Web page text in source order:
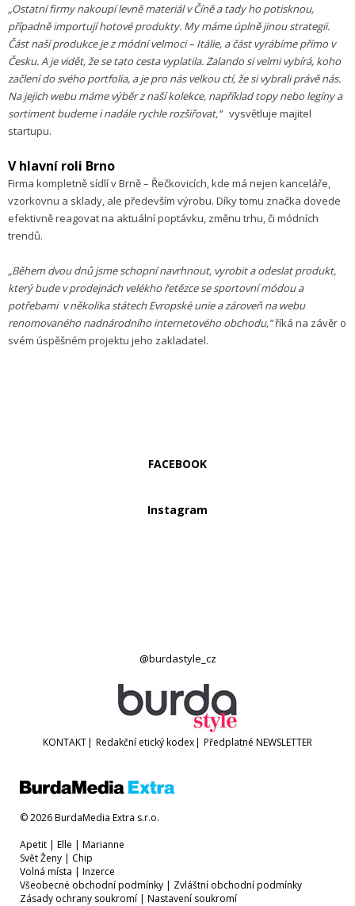
„Ostatní firmy nakoupí levně materiál v Číně a tady ho potisknou,
případně importují hotové produkty. My máme úplně jinou strategii.
Část naší produkce je z módní velmoci – Itálie, a část vyrábíme přímo v
Česku. A je vidět, že se tato cesta vyplatila. Zalando si velmi vybírá, koho
začlení do svého portfolia, a je pro nás velkou ctí, že si vybrali právě nás.
Na jejich webu máme výběr z naší kolekce, například topy nebo legíny a
sortiment budeme i nadále rychle rozšiřovat,“vysvětluje majitel
startupu.
V hlavní roli Brno
Firma kompletně sídlí v Brně – Řečkovicích, kde má nejen kanceláře,
vzorkovnu a sklady, ale především výrobu. Díky tomu značka dovede
efektivně reagovat na aktuální poptávku, změnu trhu, či módních
trendů.
„Během dvou dnů jsme schopní navrhnout, vyrobit a odeslat produkt,
který bude v prodejnách velékho řetězce se sportovní módou a
potřebami v několika státech Evropské unie a zároveň na webu
renomovaného nadnárodního internetového obchodu,“říká na závěr o
svém úspěšném projektu jeho zakladatel.
FACEBOOK
Instagram
@burdastyle_cz
KONTAKT| Redakční etický kodex| Předplatné NEWSLETTER
© 2026 BurdaMedia Extra s.r.o.
Apetit | Elle | Marianne
Svět Ženy | Chip
Volná místa | Inzerce
Všeobecné obchodní podmínky | Zvláštní obchodní podmínky
Zásady ochrany soukromí | Nastavení soukromí